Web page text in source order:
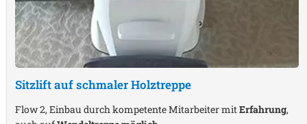
Sitzlift auf schmaler Holztreppe
Flow 2, Einbau durch kompetente Mitarbeiter mitErfahrung,